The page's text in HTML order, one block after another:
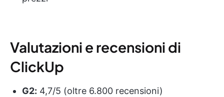
Valutazioni e recensioni di
ClickUp
G2: 4,7/5 (oltre 6.800 recensioni)